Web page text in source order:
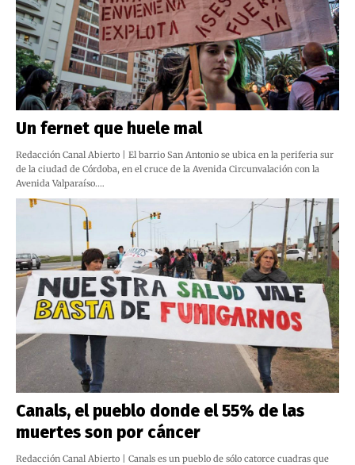
Un fernet que huele mal
Redacción Canal Abierto | El barrio San Antonio se ubica en la periferia sur
de la ciudad de Córdoba, en el cruce de la Avenida Circunvalación con la
Avenida Valparaíso.…
Canals, el pueblo donde el 55% de las
muertes son por cáncer
Redacción Canal Abierto | Canals es un pueblo de sólo catorce cuadras que